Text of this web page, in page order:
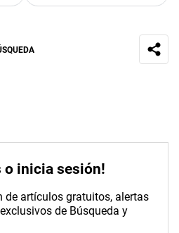
o inicia sesión!
de artículos gratuitos, alertas
de Búsqueda y